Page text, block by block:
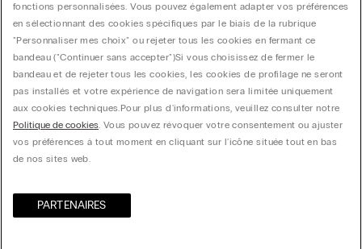
Guide produit
Service client
Données légales
Société
fonctions personnalisées. Vous pouvez également adapter vos préférences
en sélectionnant des cookies spécifiques par le biais de la rubrique
"Personnaliser mes choix" ou rejeter tous les cookies en fermant ce
bandeau ("Continuer sans accepter")​ Si vous choisissez de fermer le
bandeau et de rejeter tous les cookies, les cookies de profilage ne seront
pas installés et votre expérience de navigation sera limitée uniquement
aux cookies techniques.​ Pour plus d'informations, veuillez consulter notre
Politique de cookies. Vous pouvez révoquer votre consentement ou ajuster
vos préférences à tout moment en cliquant sur l'icône située tout en bas
de nos sites web.
PARTENAIRES​